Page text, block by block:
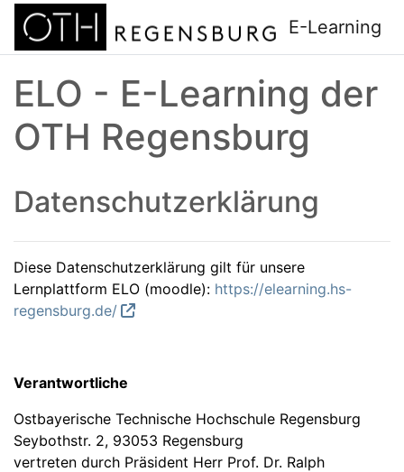
Zum Hauptinhalt
E-Learning
ELO - E-Learning der
OTH Regensburg
Datenschutzerklärung
Diese Datenschutzerklärung gilt für unsere
Lernplattform ELO (moodle): https://elearning.hs-
regensburg.de/
Verantwortliche
Ostbayerische Technische Hochschule Regensburg
Seybothstr. 2, 93053 Regensburg
vertreten durch Präsident Herr Prof. Dr. Ralph